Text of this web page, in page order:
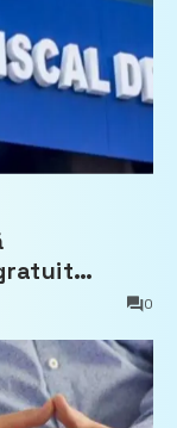
bunurile
0